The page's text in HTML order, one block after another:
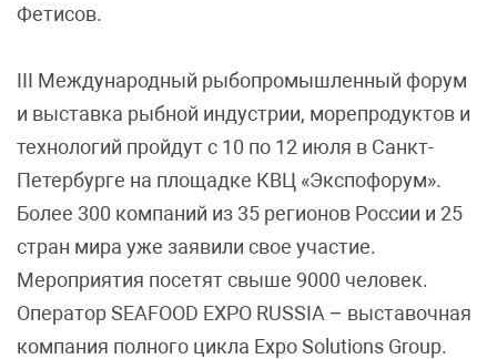
Фетисов.
III Международный рыбопромышленный форум
и выставка рыбной индустрии, морепродуктов и
технологий пройдут с 10 по 12 июля в Санкт-
Петербурге на площадке КВЦ «Экспофорум».
Более 300 компаний из 35 регионов России и 25
стран мира уже заявили свое участие.
Мероприятия посетят свыше 9000 человек.
Оператор SEAFOOD EXPO RUSSIA – выставочная
компания полного цикла Expo Solutions Group.